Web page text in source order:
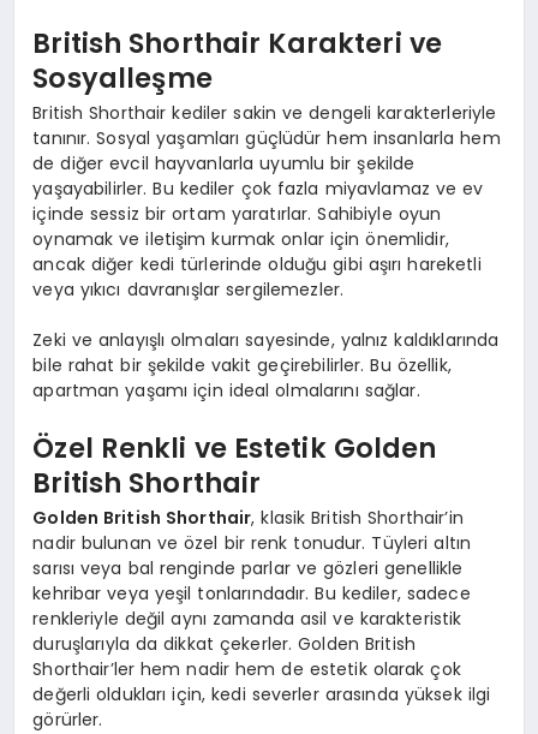
British Shorthair Karakteri ve
Sosyalleşme
British Shorthair kediler sakin ve dengeli karakterleriyle
tanınır. Sosyal yaşamları güçlüdür hem insanlarla hem
de diğer evcil hayvanlarla uyumlu bir şekilde
yaşayabilirler. Bu kediler çok fazla miyavlamaz ve ev
içinde sessiz bir ortam yaratırlar. Sahibiyle oyun
oynamak ve iletişim kurmak onlar için önemlidir,
ancak diğer kedi türlerinde olduğu gibi aşırı hareketli
veya yıkıcı davranışlar sergilemezler.
Zeki ve anlayışlı olmaları sayesinde, yalnız kaldıklarında
bile rahat bir şekilde vakit geçirebilirler. Bu özellik,
apartman yaşamı için ideal olmalarını sağlar.
Özel Renkli ve Estetik Golden
British Shorthair
Golden British Shorthair, klasik British Shorthair’in
nadir bulunan ve özel bir renk tonudur. Tüyleri altın
sarısı veya bal renginde parlar ve gözleri genellikle
kehribar veya yeşil tonlarındadır. Bu kediler, sadece
renkleriyle değil aynı zamanda asil ve karakteristik
duruşlarıyla da dikkat çekerler. Golden British
Shorthair’ler hem nadir hem de estetik olarak çok
değerli oldukları için, kedi severler arasında yüksek ilgi
görürler.